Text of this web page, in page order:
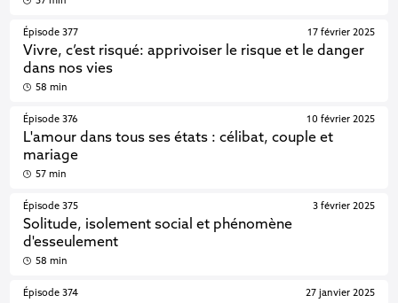
Épisode 377
Vivre, c’est risqué: apprivoiser le risque et le danger
dans nos vies
17 février 2025
58 min
Épisode 376
L'amour dans tous ses états : célibat, couple et
mariage
10 février 2025
57 min
Épisode 375
Solitude, isolement social et phénomène
d'esseulement
3 février 2025
58 min
Épisode 374 27 janvier 2025